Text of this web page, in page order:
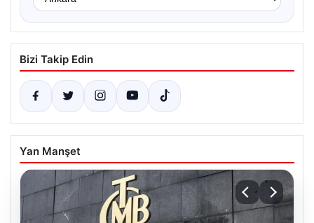
Bizi Takip Edin
Yan Manşet